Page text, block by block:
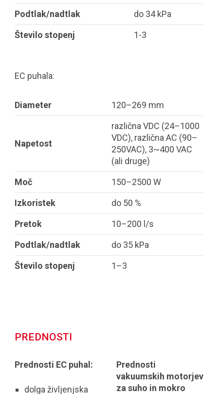
Podtlak/nadtlak do 34 kPa
Število stopenj 1-3
EC puhala:
Diameter 120–269 mm
Napetost
različna VDC (24–1000
VDC), različna AC (90–
250VAC), 3~400 VAC
(ali druge)
Moč 150–2500 W
Izkoristek do 50 %
Pretok 10–200 l/s
Podtlak/nadtlak do 35 kPa
Število stopenj 1–3
PREDNOSTI
Prednosti EC puhal:
dolga življenjska
Prednosti
vakuumskih motorjev
za suho in mokro